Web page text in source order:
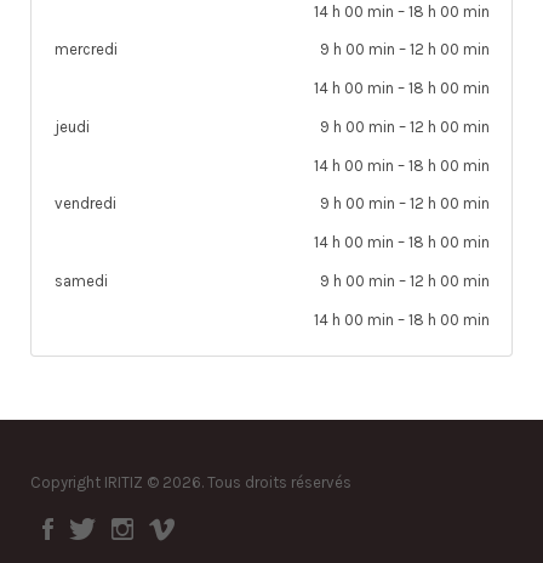
14 h 00 min – 18 h 00 min
mercredi 9 h 00 min – 12 h 00 min
14 h 00 min – 18 h 00 min
jeudi 9 h 00 min – 12 h 00 min
14 h 00 min – 18 h 00 min
vendredi 9 h 00 min – 12 h 00 min
14 h 00 min – 18 h 00 min
samedi 9 h 00 min – 12 h 00 min
14 h 00 min – 18 h 00 min
Copyright IRITIZ © 2026. Tous droits réservés